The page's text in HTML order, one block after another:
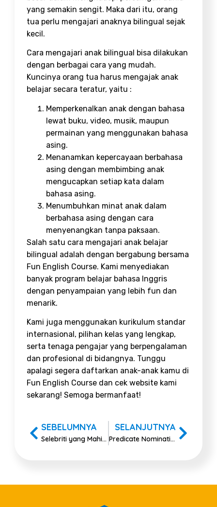
yang semakin sengit. Maka dari itu, orang
tua perlu mengajari anaknya bilingual sejak
kecil.
Cara mengajari anak bilingual bisa dilakukan
dengan berbagai cara yang mudah.
Kuncinya orang tua harus mengajak anak
belajar secara teratur, yaitu :
Memperkenalkan anak dengan bahasa
lewat buku, video, musik, maupun
permainan yang menggunakan bahasa
asing.
Menanamkan kepercayaan berbahasa
asing dengan membimbing anak
mengucapkan setiap kata dalam
bahasa asing.
Menumbuhkan minat anak dalam
berbahasa asing dengan cara
menyenangkan tanpa paksaan.
Salah satu cara mengajari anak belajar
bilingual adalah dengan bergabung bersama
Fun English Course. Kami menyediakan
banyak program belajar bahasa Inggris
dengan penyampaian yang lebih fun dan
menarik.
Kami juga menggunakan kurikulum standar
internasional, pilihan kelas yang lengkap,
serta tenaga pengajar yang berpengalaman
dan profesional di bidangnya. Tunggu
apalagi segera daftarkan anak-anak kamu di
Fun English Course dan cek website kami
sekarang! Semoga bermanfaat!
SEBELUMNYA
Selebriti yang Mahir Multibahasa
SELANJUTNYA
Predicate Nominatives: Definition & Easy Ways to Remember Them